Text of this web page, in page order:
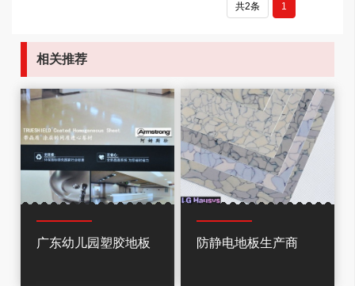
共2条 1
相关推荐
广东幼儿园塑胶地板 防静电地板生产商